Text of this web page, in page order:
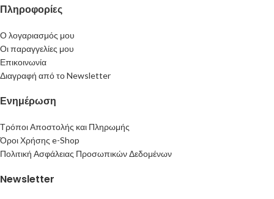
Πληροφορίες
Ο λογαριασμός μου
Οι παραγγελίες μου
Επικοινωνία
Διαγραφή από το Newsletter
Ενημέρωση
Τρόποι Αποστολής και Πληρωμής
Όροι Χρήσης e-Shop
Πολιτική Ασφάλειας Προσωπικών Δεδομένων
Newsletter